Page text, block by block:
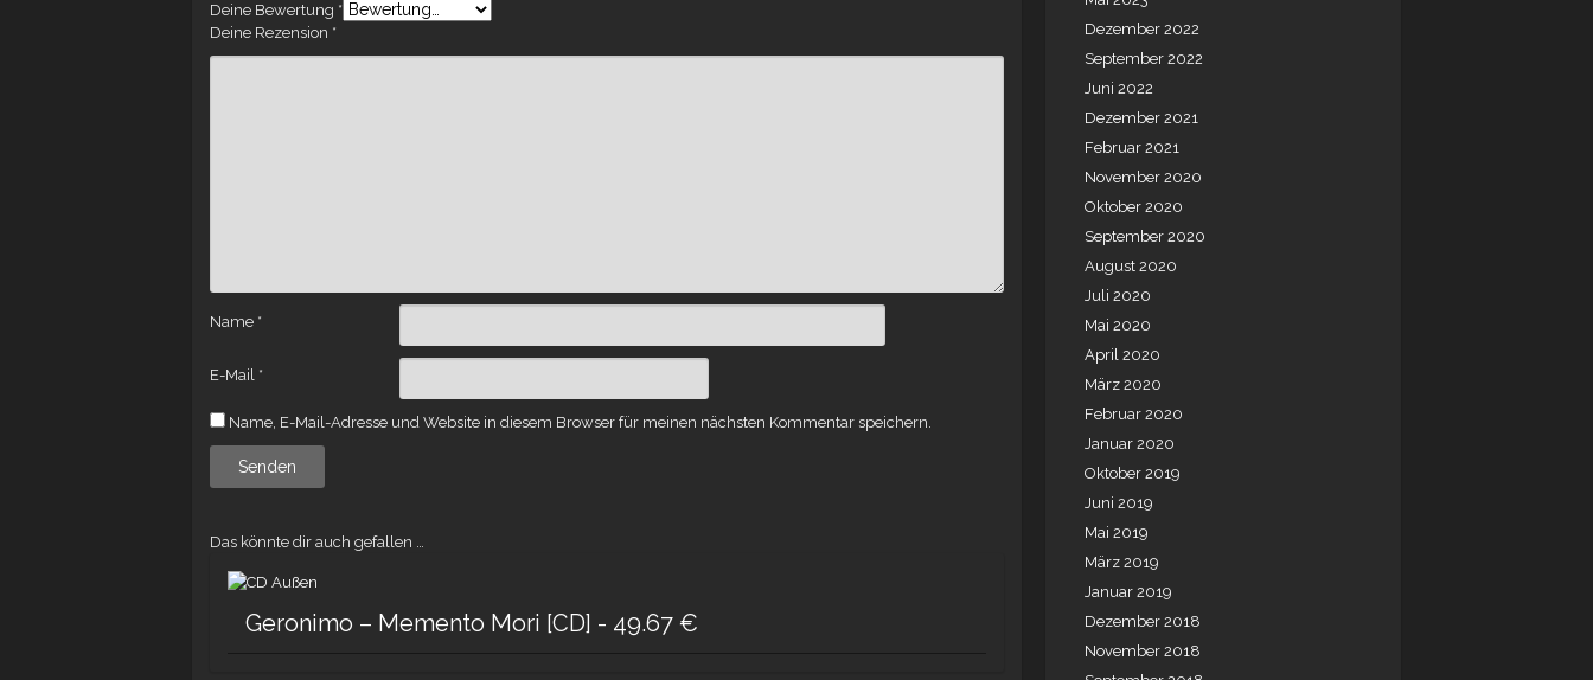
Deine Bewertung *
Deine Rezension *
Name *
E-Mail *
Name, E-Mail-Adresse und Website in diesem Browser für meinen nächsten Kommentar speichern.
Das könnte dir auch gefallen …
Geronimo – Memento Mori [CD] - 49.67 €
Dezember 2022
September 2022
Juni 2022
Dezember 2021
Februar 2021
November 2020
Oktober 2020
September 2020
August 2020
Juli 2020
Mai 2020
April 2020
März 2020
Februar 2020
Januar 2020
Oktober 2019
Juni 2019
Mai 2019
März 2019
Januar 2019
Dezember 2018
November 2018